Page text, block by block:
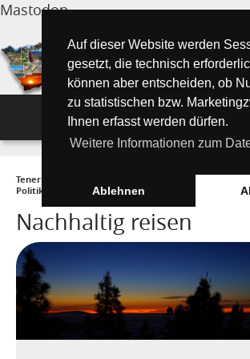
Auf dieser Website werden
gesetzt, die technisch
können aber entscheiden, ob
zu statistischen bzw.
Ihnen erfasst werden dürfen.
Weitere Informationen zum
Ablehnen
Mastodon
Navigation
Aktuelle Artikel ►
Tipps für Urlauber
Umwelt & Natur
Tipps für Urlauber
Must See Orte
Santa Cruz de Tenerife
Playa de las Teresitas
Wandern auf Teneriffa
Wissenswertes
Flora
Orte und Regionen
Teneriffa
Teneriffa Inselmagazin ONLINE
Politik
Nachhaltig reisen
Nachhaltig reisen